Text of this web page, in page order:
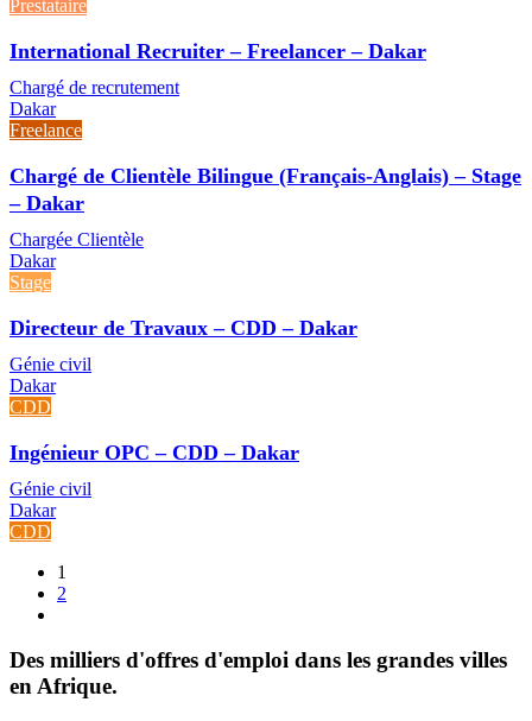
Prestataire
International Recruiter – Freelancer – Dakar
Chargé de recrutement
Dakar
Freelance
Chargé de Clientèle Bilingue (Français-Anglais) – Stage
– Dakar
Chargée Clientèle
Dakar
Stage
Directeur de Travaux – CDD – Dakar
Génie civil
Dakar
CDD
Ingénieur OPC – CDD – Dakar
Génie civil
Dakar
CDD
1
2
Des milliers d'offres d'emploi dans les grandes villes
en Afrique.